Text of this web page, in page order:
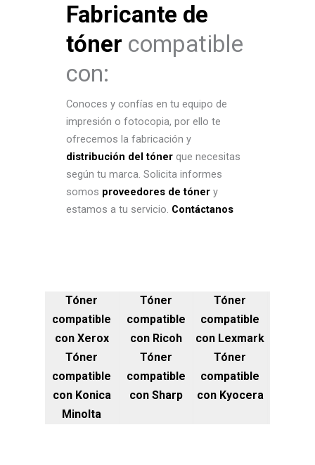
Fabricante de
tóner compatible
con:
Conoces y confías en tu equipo de
impresión o fotocopia, por ello te
ofrecemos la fabricación y
distribución del tóner que necesitas
según tu marca. Solicita informes
somos proveedores de tóner y
estamos a tu servicio. Contáctanos
Tóner
compatible
con Xerox
Tóner
compatible
con Ricoh
Tóner
compatible
con Lexmark
Tóner
compatible
con Konica
Minolta
Tóner
compatible
con Sharp
Tóner
compatible
con Kyocera